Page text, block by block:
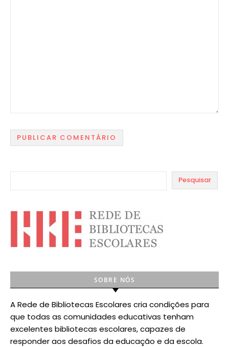
Pesquisar
SOBRE NÓS
A Rede de Bibliotecas Escolares cria condições para
que todas as comunidades educativas tenham
excelentes bibliotecas escolares, capazes de
responder aos desafios da educação e da escola.